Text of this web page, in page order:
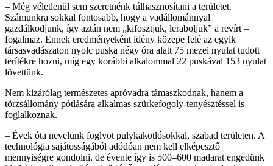
– Még véletlenül sem szeretnénk túlhasznosítani a területet.
Számunkra sokkal fontosabb, hogy a vadállománnyal
gazdálkodjunk, így aztán nem „kifosztjuk, leraboljuk” a revírt –
fogalmaz. Ennek eredményeként idény közepe felé az egyik
társasvadászaton nyolc puska négy óra alatt 75 mezei nyulat tudott
terítékre hozni, míg egy korábbi alkalommal 22 puskával 153 nyulat
lövettünk.
Nem kizárólag természetes apróvadra támaszkodnak, hanem a
törzsállomány pótlására alkalmas szürkefogoly-tenyésztéssel is
foglalkoznak.
– Évek óta nevelünk foglyot pulykakotlósokkal, szabad területen. A
technológia sajátosságából adódóan nem kell elképesztő
mennyiségre gondolni, de évente így is 500–600 madarat engedünk